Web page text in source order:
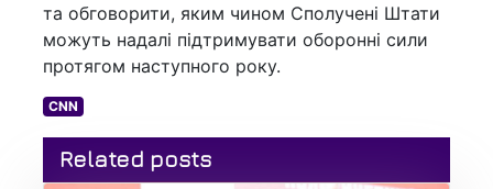
та обговорити, яким чином Сполучені Штати
можуть надалі підтримувати оборонні сили
протягом наступного року.
CNN
Related posts